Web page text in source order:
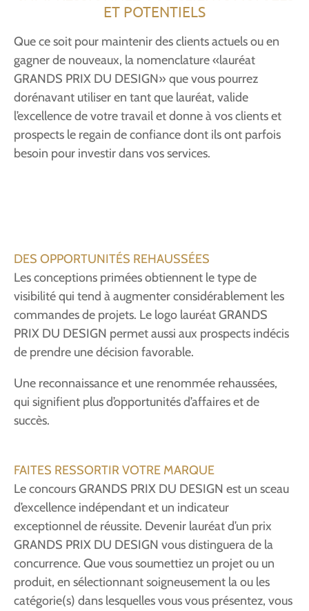
ET POTENTIELS
Que ce soit pour maintenir des clients actuels ou en
gagner de nouveaux, la nomenclature «lauréat
GRANDS PRIX DU DESIGN» que vous pourrez
dorénavant utiliser en tant que lauréat, valide
l’excellence de votre travail et donne à vos clients et
prospects le regain de confiance dont ils ont parfois
besoin pour investir dans vos services.
DES OPPORTUNITÉS REHAUSSÉES
Les conceptions primées obtiennent le type de
visibilité qui tend à augmenter considérablement les
commandes de projets. Le logo lauréat GRANDS
PRIX DU DESIGN permet aussi aux prospects indécis
de prendre une décision favorable.
Une reconnaissance et une renommée rehaussées,
qui signifient plus d’opportunités d’affaires et de
succès.
FAITES RESSORTIR VOTRE MARQUE
Le concours GRANDS PRIX DU DESIGN est un sceau
d’excellence indépendant et un indicateur
exceptionnel de réussite. Devenir lauréat d’un prix
GRANDS PRIX DU DESIGN vous distinguera de la
concurrence. Que vous soumettiez un projet ou un
produit, en sélectionnant soigneusement la ou les
catégorie(s) dans lesquelles vous vous présentez, vous